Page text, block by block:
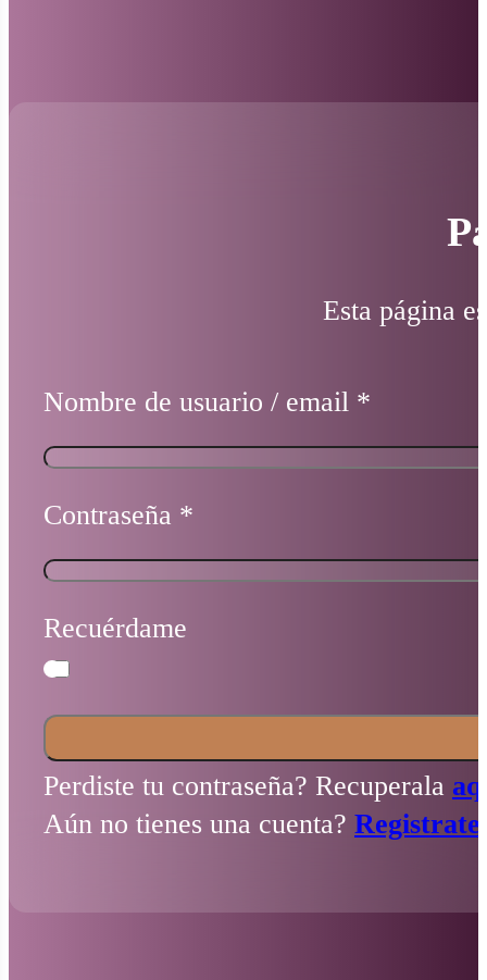
Esta página
Nombre de usuario / email *
Contraseña *
Recuérdame
Perdiste tu contraseña? Recuperala
Aún no tienes una cuenta?